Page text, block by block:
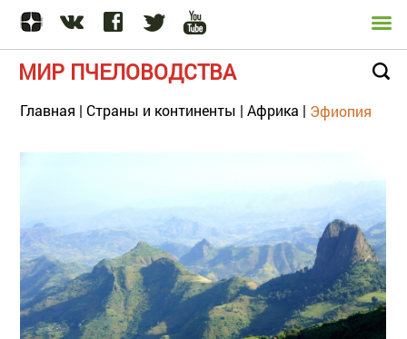
МИР ПЧЕЛОВОДСТВА
Главная | Страны и континенты | Африка | Эфиопия